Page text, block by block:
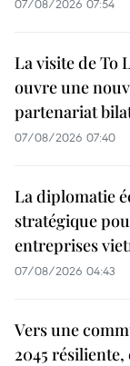
07/08/2026 07:54
La visite de To
ouvre une
partenariat
07/08/2026 07:40
La diplomatie
stratégique
entreprises
07/08/2026 04:43
Vers une
2045